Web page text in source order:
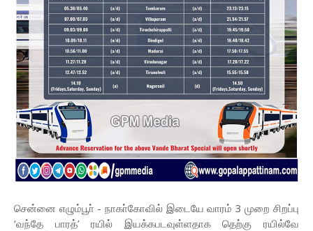
சென்னை எழும்பூா் - நாகா்கோவில் இடையே வாரம் 3 முறை சிறப்பு
‘வந்தே பாரத்’ ரயில் இயக்கபடவுள்ளதாக தெற்கு ரயில்வே